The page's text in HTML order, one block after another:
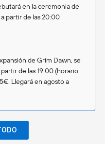
en la ceremonia de
partir de las 20:00
de Grim Dawn, se
de las 19:00 (horario
Llegará en agosto a